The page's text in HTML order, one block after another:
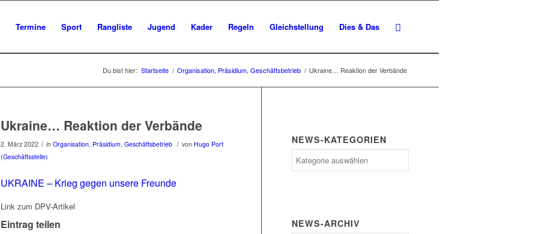
Termine Sport Rangliste Jugend Kader Regeln Gleichstellung Dies & Das
Du bist hier: Startseite / Organisation, Präsidium, Geschäftsbetrieb / Ukraine… Reaktion der Verbände
Ukraine… Reaktion der Verbände
2. März 2022 / in Organisation, Präsidium, Geschäftsbetrieb / von Hugo Port
(Geschäftsstelle)
UKRAINE – Krieg gegen unsere Freunde
Link zum DPV-Artikel
Eintrag teilen
NEWS-KATEGORIEN
Kategorien
NEWS-ARCHIV